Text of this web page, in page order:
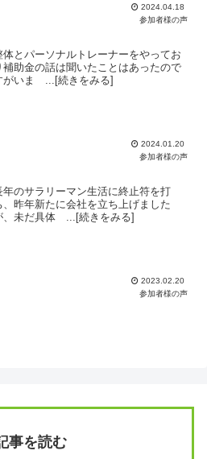
2024.04.18
参加者様の声
体とパーソナルトレーナーをやってお
補助金の話は聞いたことはあったので
がいま ...[続きをみる]
2024.01.20
参加者様の声
年のサラリーマン生活に終止符を打
、昨年新たに会社を立ち上げました
、未だ具体 ...[続きをみる]
2023.02.20
参加者様の声
事を読む